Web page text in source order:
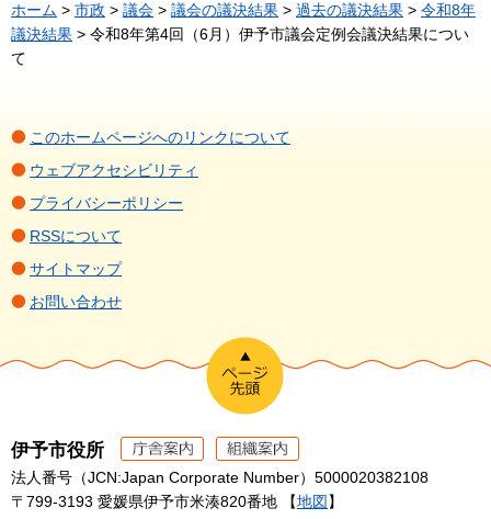
ホーム > 市政 > 議会 > 議会の議決結果 > 過去の議決結果 > 令和8年
議決結果 > 令和8年第4回（6月）伊予市議会定例会議決結果につい
て
このホームページへのリンクについて
ウェブアクセシビリティ
プライバシーポリシー
RSSについて
サイトマップ
お問い合わせ
伊予市役所
法人番号（JCN:Japan Corporate Number）5000020382108
〒799-3193 愛媛県伊予市米湊820番地 【地図 】